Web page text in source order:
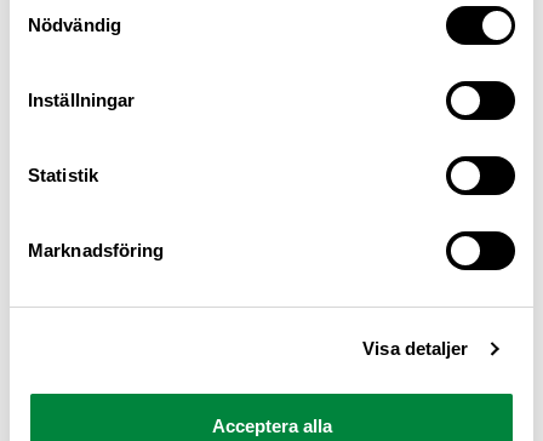
Nödvändig
Inställningar
Statistik
Marknadsföring
Visa detaljer
Acceptera alla
M Sverige är Sveriges största konsumentorganisation
för bilister och andra trafikanter
Ansvarig utgivare: Heléne Lilja
Pressrum
Om oss